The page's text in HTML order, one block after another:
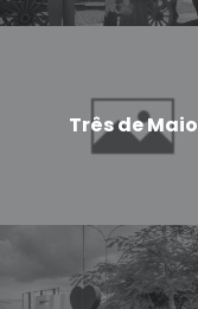
Três de Maio